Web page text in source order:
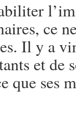
ce
Il y a
et de
que ses